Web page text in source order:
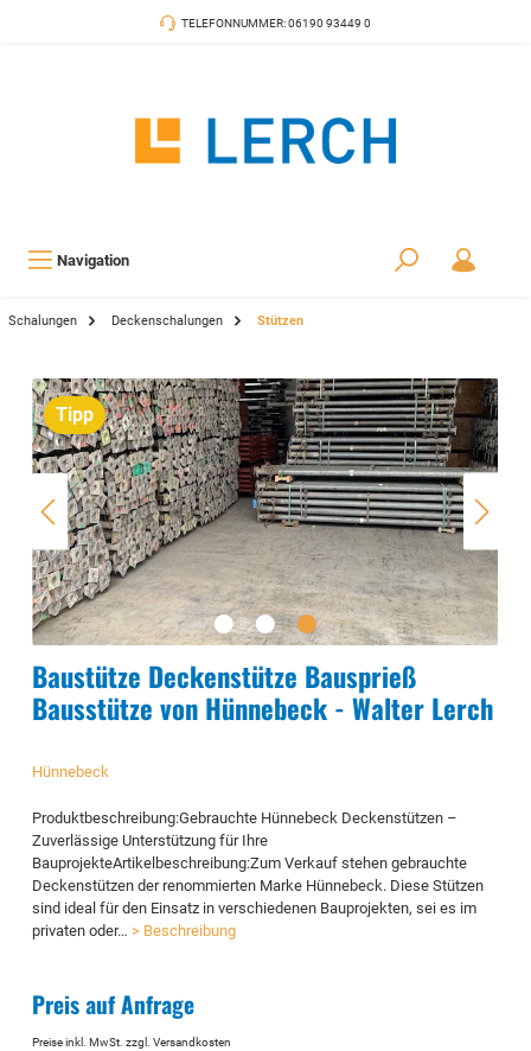
TELEFONNUMMER: 06190 93449 0
Navigation
Schalungen Deckenschalungen Stützen
Tipp
Baustütze Deckenstütze Bausprieß
Bausstütze von Hünnebeck - Walter Lerch
Hünnebeck
Produktbeschreibung:Gebrauchte Hünnebeck Deckenstützen –
Zuverlässige Unterstützung für Ihre
BauprojekteArtikelbeschreibung:Zum Verkauf stehen gebrauchte
Deckenstützen der renommierten Marke Hünnebeck. Diese Stützen
sind ideal für den Einsatz in verschiedenen Bauprojekten, sei es im
privaten oder… > Beschreibung
Preis auf Anfrage
Preise inkl. MwSt. zzgl. Versandkosten